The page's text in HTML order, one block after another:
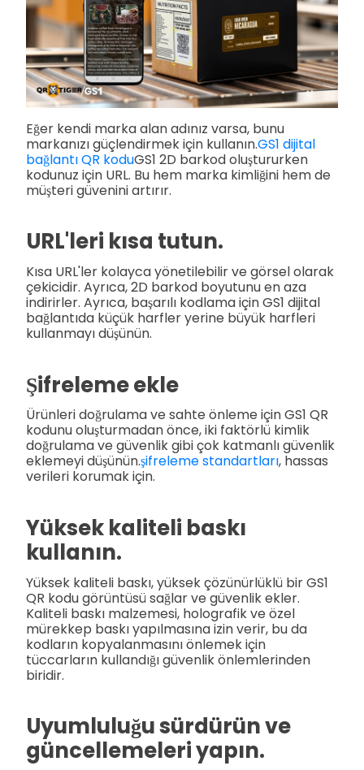
Eğer kendi marka alan adınız varsa, bunu
markanızı güçlendirmek için kullanın.GS1 dijital
bağlantı QR koduGS1 2D barkod oluştururken
kodunuz için URL. Bu hem marka kimliğini hem de
müşteri güvenini artırır.
URL'leri kısa tutun.
Kısa URL'ler kolayca yönetilebilir ve görsel olarak
çekicidir. Ayrıca, 2D barkod boyutunu en aza
indirirler. Ayrıca, başarılı kodlama için GS1 dijital
bağlantıda küçük harfler yerine büyük harfleri
kullanmayı düşünün.
Şifreleme ekle
Ürünleri doğrulama ve sahte önleme için GS1 QR
kodunu oluşturmadan önce, iki faktörlü kimlik
doğrulama ve güvenlik gibi çok katmanlı güvenlik
eklemeyi düşünün.şifreleme standartları, hassas
verileri korumak için.
Yüksek kaliteli baskı
kullanın.
Yüksek kaliteli baskı, yüksek çözünürlüklü bir GS1
QR kodu görüntüsü sağlar ve güvenlik ekler.
Kaliteli baskı malzemesi, holografik ve özel
mürekkep baskı yapılmasına izin verir, bu da
kodların kopyalanmasını önlemek için
tüccarların kullandığı güvenlik önlemlerinden
biridir.
Uyumluluğu sürdürün ve
güncellemeleri yapın.